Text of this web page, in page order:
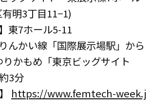
明3丁目11−1)
東7ホール5-11
んかい線「国際展示場駅」から
かもめ「東京ビッグサイト
3分
https://www.femtech-week.j